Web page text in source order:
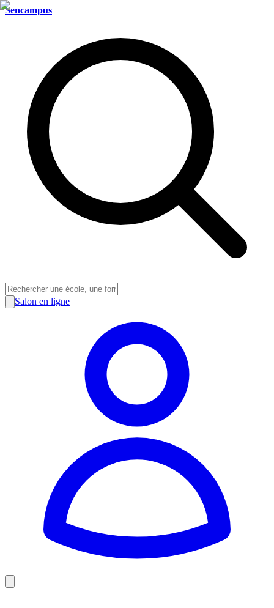
Sencampus
Salon en ligne